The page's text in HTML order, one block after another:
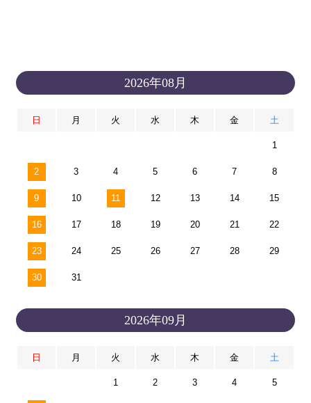
2026年08月
日 月 火 水 木 金 土
1
2 3 4 5 6 7 8
9 10 11 12 13 14 15
16 17 18 19 20 21 22
23 24 25 26 27 28 29
30 31
2026年09月
日 月 火 水 木 金 土
1 2 3 4 5